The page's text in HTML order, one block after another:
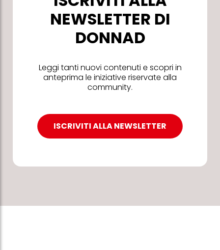
NEWSLETTER DI
DONNAD
Leggi tanti nuovi contenuti e scopri in
anteprima le iniziative riservate alla
community.
ISCRIVITI ALLA NEWSLETTER